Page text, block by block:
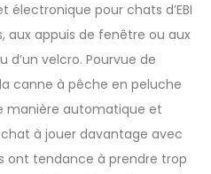
électronique pour chats d’EBI
aux appuis de fenêtre ou aux
d’un velcro. Pourvue de
canne à pêche en peluche
manière automatique et
à jouer davantage avec
ont tendance à prendre trop